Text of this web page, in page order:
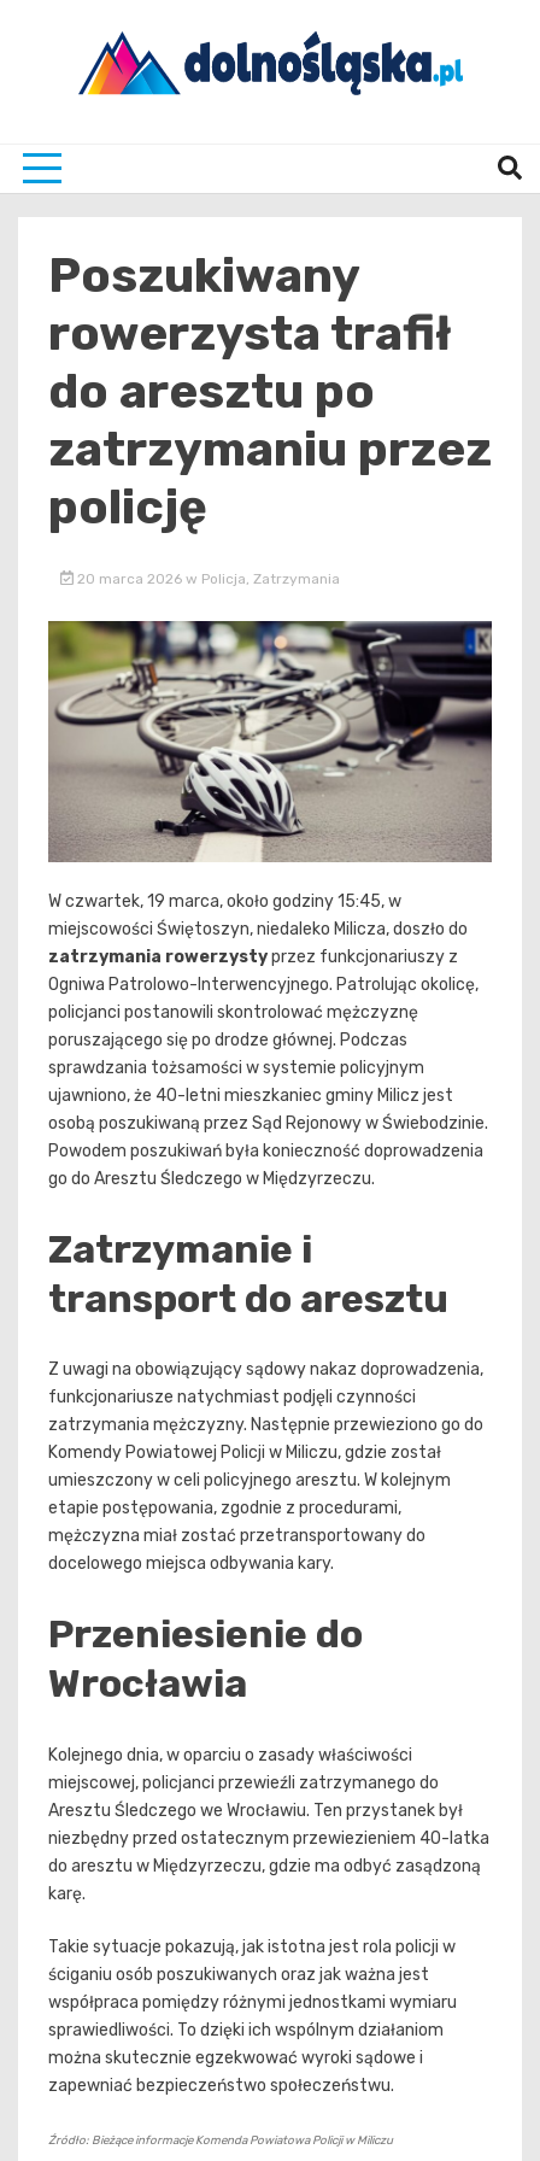
Poszukiwany
rowerzysta trafił
do aresztu po
zatrzymaniu przez
policję
20 marca 2026 w Policja Zatrzymania
W czwartek, 19 marca, około godziny 15:45, w
miejscowości Świętoszyn, niedaleko Milicza, doszło do
zatrzymania rowerzystyprzez funkcjonariuszy z
Ogniwa Patrolowo-Interwencyjnego. Patrolując okolicę,
policjanci postanowili skontrolować mężczyznę
poruszającego się po drodze głównej. Podczas
sprawdzania tożsamości w systemie policyjnym
ujawniono, że 40-letni mieszkaniec gminy Milicz jest
osobą poszukiwaną przez Sąd Rejonowy w Świebodzinie.
Powodem poszukiwań była konieczność doprowadzenia
go do Aresztu Śledczego w Międzyrzeczu.
Zatrzymanie i
transport do aresztu
Z uwagi na obowiązujący sądowy nakaz doprowadzenia,
funkcjonariusze natychmiast podjęli czynności
zatrzymania mężczyzny. Następnie przewieziono go do
Komendy Powiatowej Policji w Miliczu, gdzie został
umieszczony w celi policyjnego aresztu. W kolejnym
etapie postępowania, zgodnie z procedurami,
mężczyzna miał zostać przetransportowany do
docelowego miejsca odbywania kary.
Przeniesienie do
Wrocławia
Kolejnego dnia, w oparciu o zasady właściwości
miejscowej, policjanci przewieźli zatrzymanego do
Aresztu Śledczego we Wrocławiu. Ten przystanek był
niezbędny przed ostatecznym przewiezieniem 40-latka
do aresztu w Międzyrzeczu, gdzie ma odbyć zasądzoną
karę.
Takie sytuacje pokazują, jak istotna jest rola policji w
ściganiu osób poszukiwanych oraz jak ważna jest
współpraca pomiędzy różnymi jednostkami wymiaru
sprawiedliwości. To dzięki ich wspólnym działaniom
można skutecznie egzekwować wyroki sądowe i
zapewniać bezpieczeństwo społeczeństwu.
Źródło: Bieżące informacje Komenda Powiatowa Policji w Miliczu